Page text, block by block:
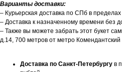
Варианты доставки:
– Курьерская доставка по СПб в
– Доставка к назначенному времени без
– Также вы можете забрать этот букет
д.14, 700 метров от метро Комендантский
Доставка по Санкт-Петербургу в